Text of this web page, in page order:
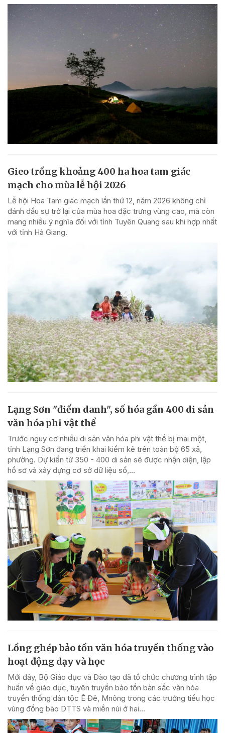
Gieo trồng khoảng 400 ha hoa tam giác
mạch cho mùa lễ hội 2026
Lễ hội Hoa Tam giác mạch lần thứ 12, năm 2026 không chỉ
đánh dấu sự trở lại của mùa hoa đặc trưng vùng cao, mà còn
mang nhiều ý nghĩa đối với tỉnh Tuyên Quang sau khi hợp nhất
với tỉnh Hà Giang.
Lạng Sơn "điểm danh", số hóa gần 400 di sản
văn hóa phi vật thể
Trước nguy cơ nhiều di sản văn hóa phi vật thể bị mai một,
tỉnh Lạng Sơn đang triển khai kiểm kê trên toàn bộ 65 xã,
phường. Dự kiến từ 350 - 400 di sản sẽ được nhận diện, lập
hồ sơ và xây dựng cơ sở dữ liệu số,...
Lồng ghép bảo tồn văn hóa truyền thống vào
hoạt động dạy và học
Mới đây, Bộ Giáo dục và Đào tạo đã tổ chức chương trình tập
huấn về giáo dục, tuyên truyền bảo tồn bản sắc văn hóa
truyền thống dân tộc Ê Đê, Mnông trong các trường tiểu học
vùng đồng bào DTTS và miền núi ở hai...